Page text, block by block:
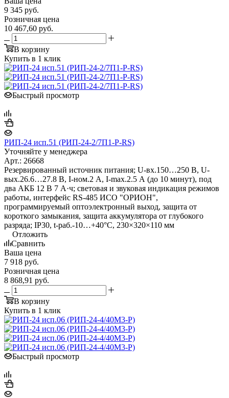
9 345 руб.
Розничная цена
10 467,60 руб.
В корзину
Купить в 1 клик
Быстрый просмотр
РИП-24 исп.51 (РИП-24-2/7П1-Р-RS)
Уточняйте у менеджера
Арт.: 26668
Резервированный источник питания; U-вх.150…250 В, U-
вых.26.6…27.8 В, I-ном.2 А, I-max.2.5 А (до 10 минут), под
два АКБ 12 В 7 А·ч; световая и звуковая индикация режимов
работы, интерфейс RS-485 ИСО "ОРИОН",
программируемый оптоэлектронный выход, защита от
короткого замыкания, защита аккумулятора от глубокого
разряда; IP30, t-раб.-10…+40°С, 230×320×110 мм
Отложить
Сравнить
Ваша цена
7 918 руб.
Розничная цена
8 868,91 руб.
В корзину
Купить в 1 клик
Быстрый просмотр